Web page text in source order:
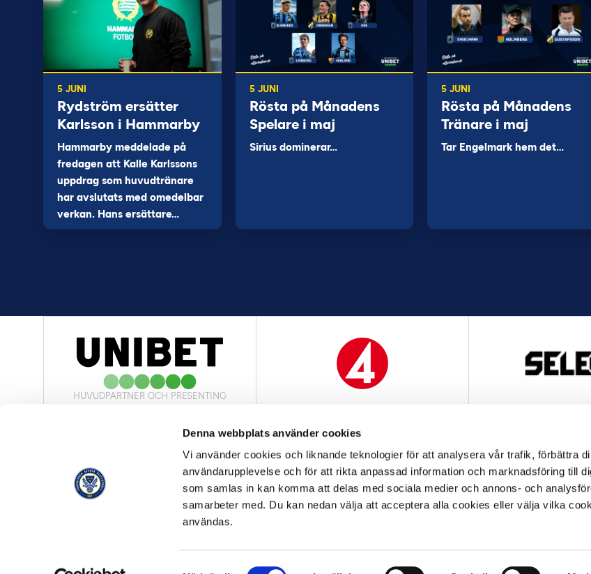
Denna webbplats använder cookies
Vi använder cookies och liknande teknologier för att analysera vår trafik, förbättra
användarupplevelse och för att rikta anpassad information och marknadsföring till
som samlas in kan komma att delas med sociala medier och annons- och
samarbeter med. Du kan nedan välja att acceptera alla cookies eller välja vilka
användas.
Samtyckesval
5 JUNI
Rydström ersätter
Karlsson i Hammarby
Hammarby meddelade på
fredagen att Kalle Karlssons
uppdrag som huvudtränare
har avslutats med omedelbar
verkan. Hans ersättare…
5 JUNI
Rösta på Månadens
Spelare i maj
Sirius dominerar…
5 JUNI
Rösta på Månadens
Tränare i maj
Tar Engelmark hem det…
HUVUDPARTNER OCH PRESENTING
OFFICIELL LEVERANTÖR